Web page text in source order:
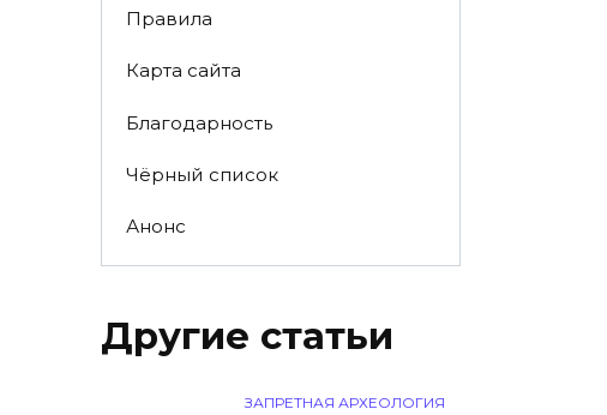
Правила
Карта сайта
Благодарность
Чёрный список
Анонс
Другие статьи
ЗАПРЕТНАЯ АРХЕОЛОГИЯ